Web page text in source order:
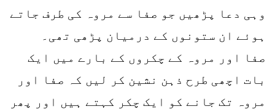
وہی دعا پڑھیں جو صفا سے مروہ کی طرف جاتے
ہوئے ان ستونوں کے درمیان پڑھی تھی۔
صفا اور مروہ کے چکروں کے بارے میں ایک
بات اچھی طرح ذہن نشین کر لیں کہ صفا اور
مروہ تک جانے کو ایک چکر کہتے ہیں اور پھر